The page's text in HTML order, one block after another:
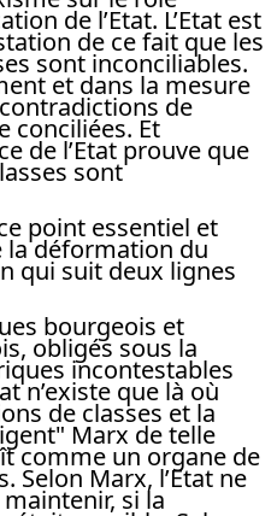
de l’Etat. L’Etat est
de ce fait que les
sont inconciliables.
et dans la mesure
de
conciliées. Et
de l’Etat prouve que
sont
point essentiel et
la déformation du
qui suit deux lignes
bourgeois et
obligés sous la
incontestables
n’existe que là où
de classes et la
Marx de telle
comme un organe de
Selon Marx, l’Etat ne
si la